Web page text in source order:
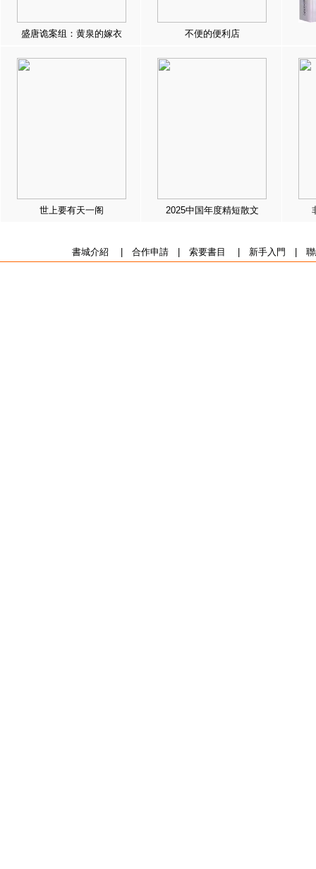
盛唐诡案组：黄泉的嫁衣 不便的便利店
世上要有天一阁 2025中国年度精短散文
書城介紹 合作申請| 索要書目 新手入門